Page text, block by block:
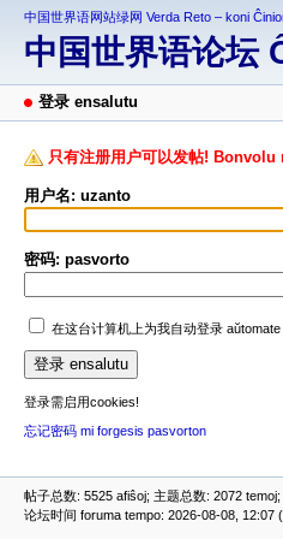
中国世界语网站绿网 Verda Reto – koni
中国世界语论坛
登录 ensalutu
只有注册用户可以发帖!
用户名: uzanto
密码: pasvorto
在这台计算机上为我自动登录
登录需启用cookies!
忘记密码 mi forgesis pasvorton
帖子总数: 5525 afiŝoj; 主题总数: 2072
论坛时间 foruma tempo: 2026-08-08, 12:07